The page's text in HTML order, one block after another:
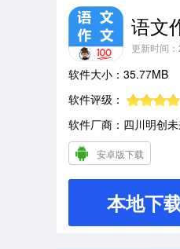
语文
更新时间
软件大小：35.77MB
软件评级：
软件厂商：四川明创
安卓版下载
本地下